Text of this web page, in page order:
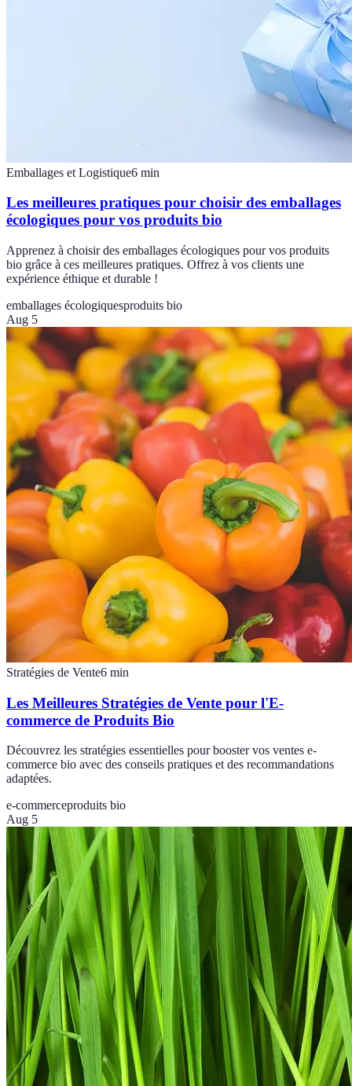
Emballages et Logistique6 min
Les meilleures pratiques pour choisir des emballages
écologiques pour vos produits bio
Apprenez à choisir des emballages écologiques pour vos produits
bio grâce à ces meilleures pratiques. Offrez à vos clients une
expérience éthique et durable !
emballages écologiquesproduits bio
Aug 5
Stratégies de Vente6 min
Les Meilleures Stratégies de Vente pour l'E-
commerce de Produits Bio
Découvrez les stratégies essentielles pour booster vos ventes e-
commerce bio avec des conseils pratiques et des recommandations
adaptées.
e-commerceproduits bio
Aug 5